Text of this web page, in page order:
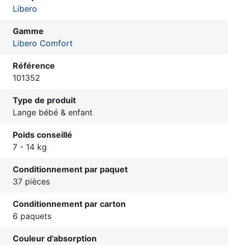
Libero
Gamme
Libero Comfort
Référence
101352
Type de produit
Lange bébé & enfant
Poids conseillé
7 - 14 kg
Conditionnement par paquet
37 pièces
Conditionnement par carton
6 paquets
Couleur d'absorption